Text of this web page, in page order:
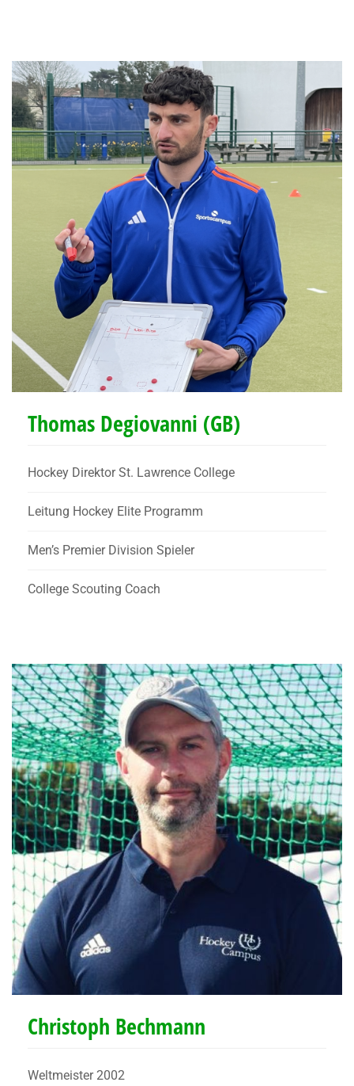
Thomas Degiovanni (GB)
Hockey Direktor St. Lawrence College
Leitung Hockey Elite Programm
Men’s Premier Division Spieler
College Scouting Coach
Christoph Bechmann
Weltmeister 2002